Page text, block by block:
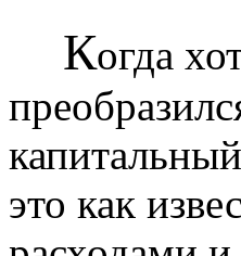
Когда
это как